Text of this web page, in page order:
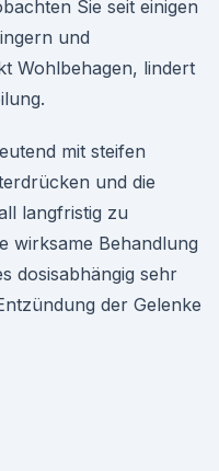
Sie seit einigen
und
Wohlbehagen, lindert
mit steifen
und die
langfristig zu
wirksame Behandlung
dosisabhängig sehr
der Gelenke